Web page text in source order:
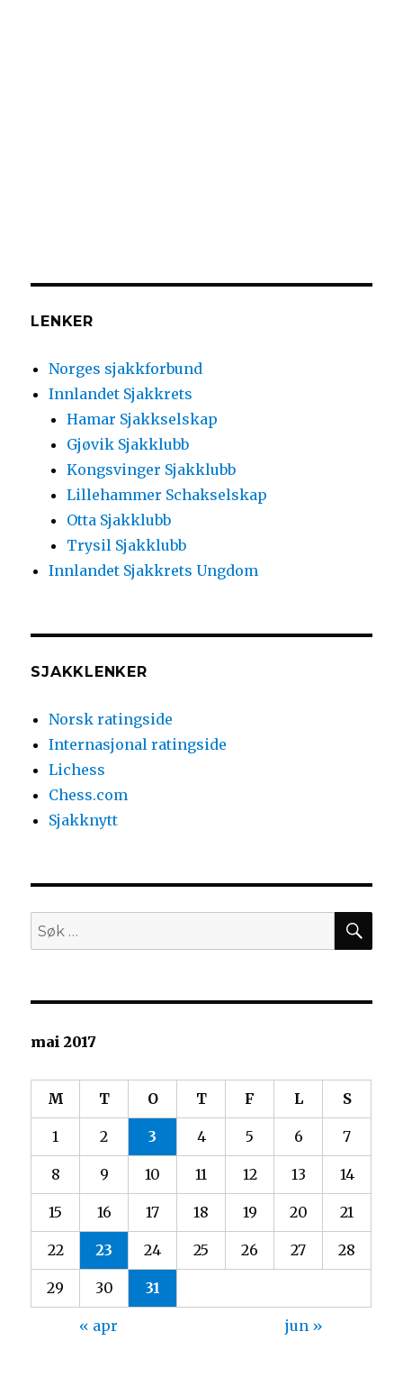
LENKER
Norges sjakkforbund
Innlandet Sjakkrets
Hamar Sjakkselskap
Gjøvik Sjakklubb
Kongsvinger Sjakklubb
Lillehammer Schakselskap
Otta Sjakklubb
Trysil Sjakklubb
Innlandet Sjakkrets Ungdom
SJAKKLENKER
Norsk ratingside
Internasjonal ratingside
Lichess
Chess.com
Sjakknytt
Søk
etter:
mai 2017
M T O T F L S
1 2 3 4 5 6 7
8 9 10 11 12 13 14
15 16 17 18 19 20 21
22 23 24 25 26 27 28
29 30 31
« apr jun »